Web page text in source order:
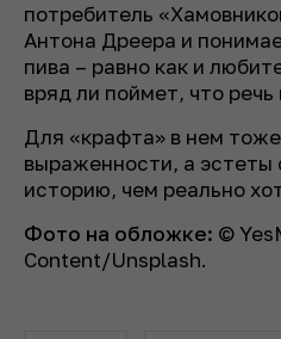
потребитель
Антона Дреера и
пива – равно как и
вряд ли поймет, что
Для «крафта» в нем
выраженности, а эстеты
историю, чем реально
Фото на обложке: ©
Content/Unsplash.